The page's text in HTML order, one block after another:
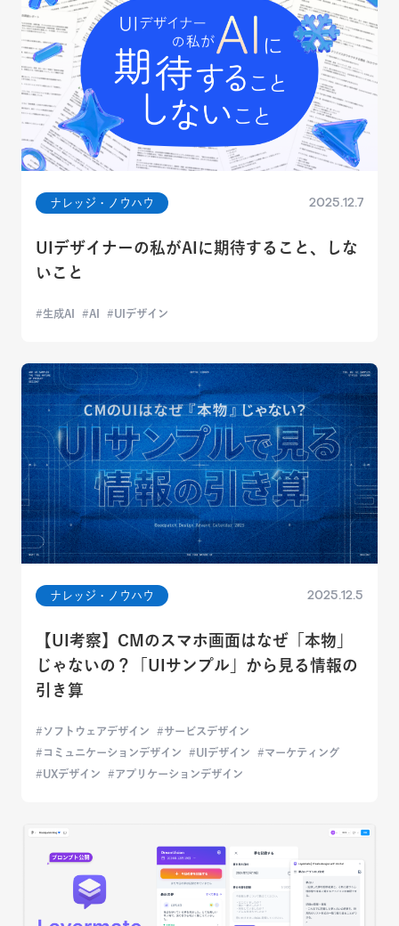
ナレッジ・ノウハウ 2025.12.7
UIデザイナーの私がAIに期待すること、しな
いこと
生成AI AI UIデザイン
ナレッジ・ノウハウ 2025.12.5
【UI考察】CMのスマホ画面はなぜ「本物」
じゃないの？「UIサンプル」から見る情報の
引き算
ソフトウェアデザイン
サービスデザイン
コミュニケーションデザイン
UIデザイン
マーケティング
UXデザイン
アプリケーションデザイン